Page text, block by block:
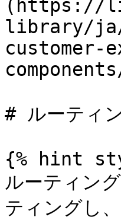
(https://
library/ja/
customer-
# ルーティ
{% hint
ルーティン
ティングし